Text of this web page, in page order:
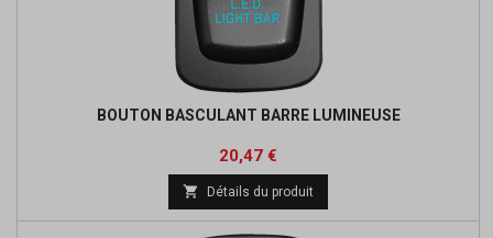
BOUTON BASCULANT BARRE LUMINEUSE
Prix
20,47 €
base
 Détails du produit